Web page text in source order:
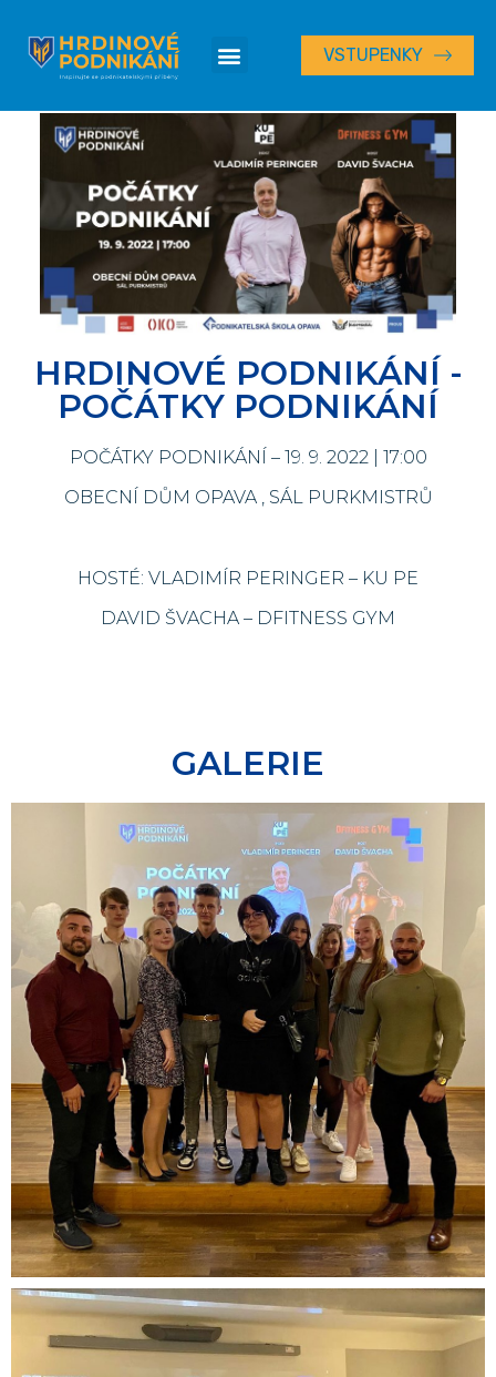
VSTUPENKY
Druhé setkání
HRDINOVÉ PODNIKÁNÍ -
POČÁTKY PODNIKÁNÍ
POČÁTKY PODNIKÁNÍ – 19. 9. 2022 | 17:00
OBECNÍ DŮM OPAVA , SÁL PURKMISTRŮ
HOSTÉ: VLADIMÍR PERINGER – KU PE
DAVID ŠVACHA – DFITNESS GYM
GALERIE